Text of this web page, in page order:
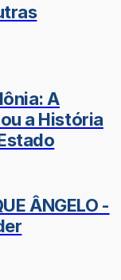
A
a História
ÂNGELO -